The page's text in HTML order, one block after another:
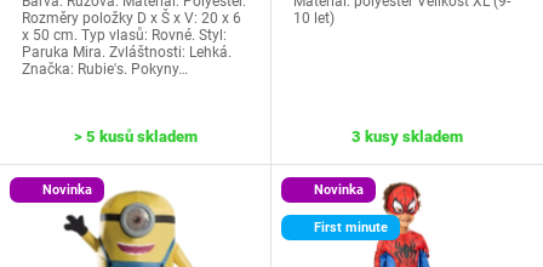
Rozměry položky D x Š x V: 20 x 6
x 50 cm. Typ vlasů: Rovné. Styl:
Paruka Mira. Zvláštnosti: Lehká.
Značka: Rubie's. Pokyny…
> 5 kusů skladem
10 let)
3 kusy skladem
Novinka Novinka
First minute